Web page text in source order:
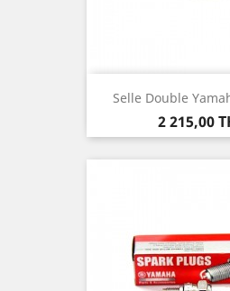
Selle Double
Prix
2 215,00